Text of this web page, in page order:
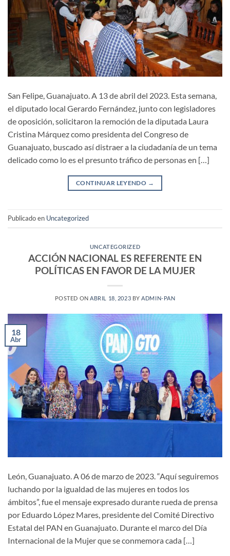
San Felipe, Guanajuato. A 13 de abril del 2023. Esta semana,
el diputado local Gerardo Fernández, junto con legisladores
de oposición, solicitaron la remoción de la diputada Laura
Cristina Márquez como presidenta del Congreso de
Guanajuato, buscado así distraer a la ciudadanía de un tema
delicado como lo es el presunto tráfico de personas en […]
CONTINUAR LEYENDO →
Publicado en Uncategorized
UNCATEGORIZED
ACCIÓN NACIONAL ES REFERENTE EN
POLÍTICAS EN FAVOR DE LA MUJER
POSTED ONABRIL 18, 2023 BYADMIN-PAN
18
Abr
León, Guanajuato. A 06 de marzo de 2023. “Aquí seguiremos
luchando por la igualdad de las mujeres en todos los
ámbitos”, fue el mensaje expresado durante rueda de prensa
por Eduardo López Mares, presidente del Comité Directivo
Estatal del PAN en Guanajuato. Durante el marco del Día
Internacional de la Mujer que se conmemora cada […]